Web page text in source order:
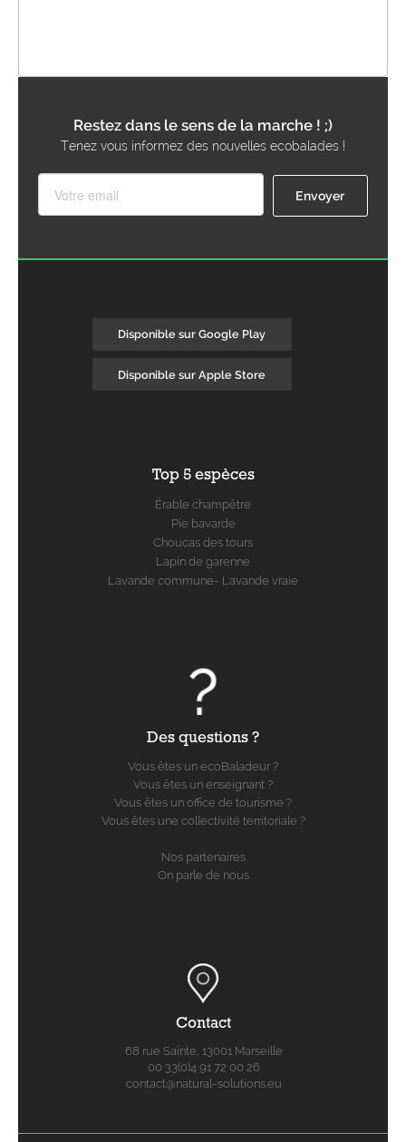
Restez dans le sens de la marche ! ;)
Tenez vous informez des nouvelles ecobalades !
Disponible sur Google Play
Disponible sur Apple Store
Top 5 espèces
Érable champêtre
Pie bavarde
Choucas des tours
Lapin de garenne
Lavande commune- Lavande vraie
Des questions ?
Vous êtes un ecoBaladeur ?
Vous êtes un enseignant ?
Vous êtes un office de tourisme ?
Vous êtes une collectivité territoriale ?
Nos partenaires
On parle de nous
Contact
68 rue Sainte, 13001 Marseille
00 33(0)4 91 72 00 26
contact@natural-solutions.eu